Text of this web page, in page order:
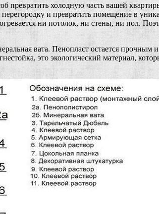
превратить холодную часть вашей
и превратить помещение в
ни потолок, ни стены, ни пол.
вата. Пенопласт остается
это экологический материал,